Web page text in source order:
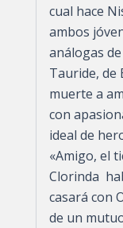
cual hace
ambos
análogas
Tauride, de
muerte a
con
ideal de
«Amigo, el
Clorinda
casará con
de un